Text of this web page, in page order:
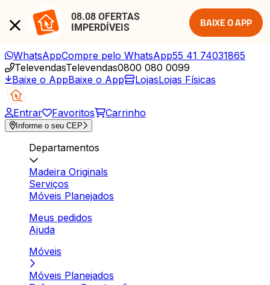
08.08 OFERTAS
IMPERDÍVEIS
BAIXE O APP
WhatsAppCompre pelo WhatsApp55 41 74031865
TelevendasTelevendas0800 080 0099
Baixe o AppBaixe o App LojasLojas Físicas
Entrar Favoritos Carrinho
Informe o seu CEP
Departamentos
Madeira Originals
Serviços
Móveis Planejados
Meus pedidos
Ajuda
Móveis
Móveis Planejados